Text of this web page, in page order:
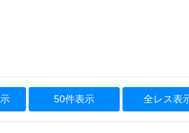
50件表示 全レス表